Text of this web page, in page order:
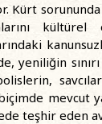
Kürt sorununda
yeniliğin
mevcut
teşhir eden